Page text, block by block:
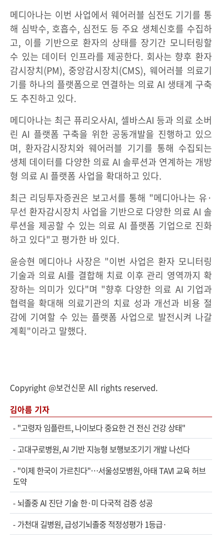
메디아나는 이번 사업에서 웨어러블 심전도 기기를 통
해 심박수, 호흡수, 심전도 등 주요 생체신호를 수집하
고, 이를 기반으로 환자의 상태를 장기간 모니터링할
수 있는 데이터 인프라를 제공한다. 회사는 향후 환자
감시장치(PM), 중앙감시장치(CMS), 웨어러블 의료기
기를 하나의 플랫폼으로 연결하는 의료 AI 생태계 구축
도 추진하고 있다.
메디아나는 최근 퓨리오사AI, 셀바스AI 등과 의료 소버
린 AI 플랫폼 구축을 위한 공동개발을 진행하고 있으
며, 환자감시장치와 웨어러블 기기를 통해 수집되는
생체 데이터를 다양한 의료 AI 솔루션과 연계하는 개방
형 의료 AI 플랫폼 사업을 확대하고 있다.
최근 리딩투자증권은 보고서를 통해 "메디아나는 유·
무선 환자감시장치 사업을 기반으로 다양한 의료 AI 솔
루션을 제공할 수 있는 의료 AI 플랫폼 기업으로 진화
하고 있다"고 평가한 바 있다.
윤승현 메디아나 사장은 "이번 사업은 환자 모니터링
기술과 의료 AI를 결합해 치료 이후 관리 영역까지 확
장하는 의미가 있다"며 "향후 다양한 의료 AI 기업과
협력을 확대해 의료기관의 치료 성과 개선과 비용 절
감에 기여할 수 있는 플랫폼 사업으로 발전시켜 나갈
계획"이라고 말했다.
Copyright @보건신문 All rights reserved.
김아름 기자
- "고령자 임플란트, 나이보다 중요한 건 전신 건강 상태"
- 고대구로병원, AI 기반 지능형 보행보조기기 개발 나선다
- "이제 한국이 가르친다"…서울성모병원, 아태 TAVI 교육 허브
도약
- 뇌졸중 AI 진단 기술 한·미 다국적 검증 성공
- 가천대 길병원, 급성기뇌졸중 적정성평가 1등급·